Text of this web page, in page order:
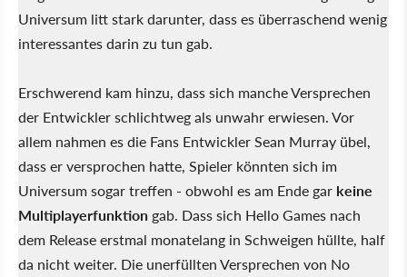
Universum litt stark darunter, dass es überraschend wenig
interessantes darin zu tun gab.
Erschwerend kam hinzu, dass sich manche Versprechen
der Entwickler schlichtweg als unwahr erwiesen. Vor
allem nahmen es die Fans Entwickler Sean Murray übel,
dass er versprochen hatte, Spieler könnten sich im
Universum sogar treffen - obwohl es am Ende gar keine
Multiplayerfunktion gab. Dass sich Hello Games nach
dem Release erstmal monatelang in Schweigen hüllte, half
da nicht weiter. Die unerfüllten Versprechen von No